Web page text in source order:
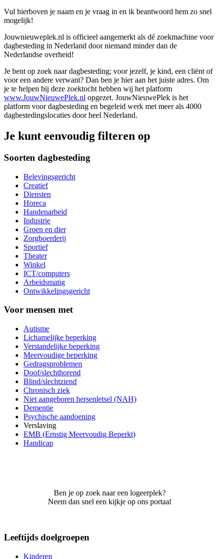
Vul hierboven je naam en je vraag in en ik beantwoord hem zo snel
mogelijk!
Jouwnieuweplek.nl is officieel aangemerkt als dé zoekmachine voor
dagbesteding in Nederland door niemand minder dan de
Nederlandse overheid!
Je bent op zoek naar dagbesteding; voor jezelf, je kind, een cliënt of
voor een andere verwant? Dan ben je hier aan het juiste adres. Om
je te helpen bij deze zoektocht hebben wij het platform
www.JouwNieuwePlek.nl opgezet. JouwNieuwePlek is het
platform voor dagbesteding en begeleid werk met meer als 4000
dagbestedingslocaties door heel Nederland.
Je kunt eenvoudig filteren op
Soorten dagbesteding
Belevingsgericht
Creatief
Diensten
Horeca
Handenarbeid
Industrie
Groen en dier
Zorgboerderij
Sportief
Theater
Winkel
ICT/computers
Arbeidsmatig
Ontwikkelingsgericht
Voor mensen met
Autisme
Lichamelijke beperking
Verstandelijke beperking
Meervoudige beperking
Gedragsproblemen
Doof/slechthorend
Blind/slechtziend
Chronisch ziek
Niet aangeboren hersenletsel (NAH)
Dementie
Psychische aandoening
Verslaving
EMB (Ernstig Meervoudig Beperkt)
Handicap
Ben je op zoek naar een logeerplek?
Neem dan snel een kijkje op ons portaal
Leeftijds doelgroepen
Kinderen